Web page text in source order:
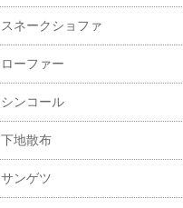
スネークショファ
ローファー
シンコール
下地散布
サンゲツ